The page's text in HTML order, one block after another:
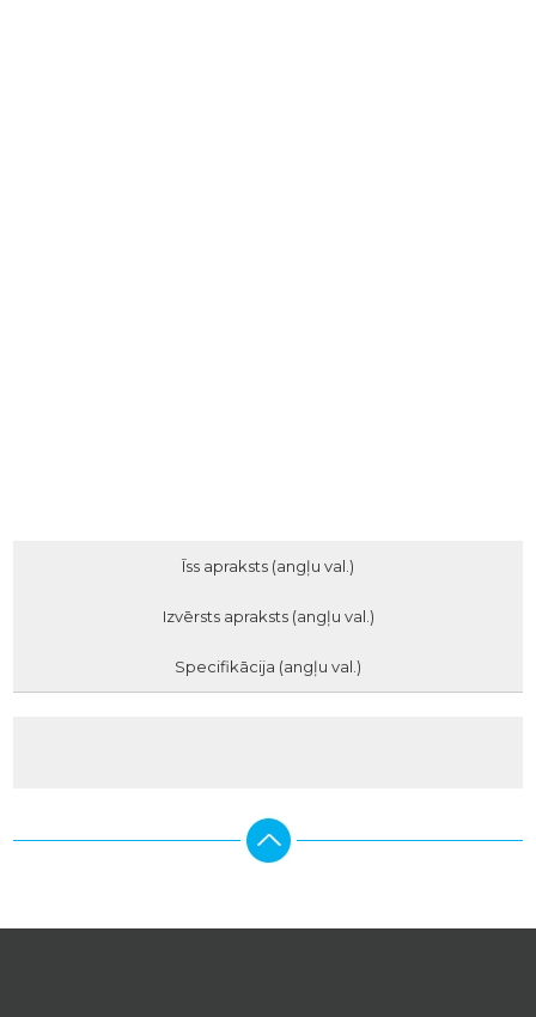
Īss apraksts (angļu val.)
Izvērsts apraksts (angļu val.)
Specifikācija (angļu val.)